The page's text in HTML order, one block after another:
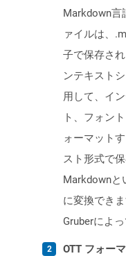
Markdown言
ァイルは、
子で保存さ
ンテキスト
用して、イ
ト、フォン
ォーマット
スト形式で
Markdownと
に変換でき
Gruberによ
OTT フォー